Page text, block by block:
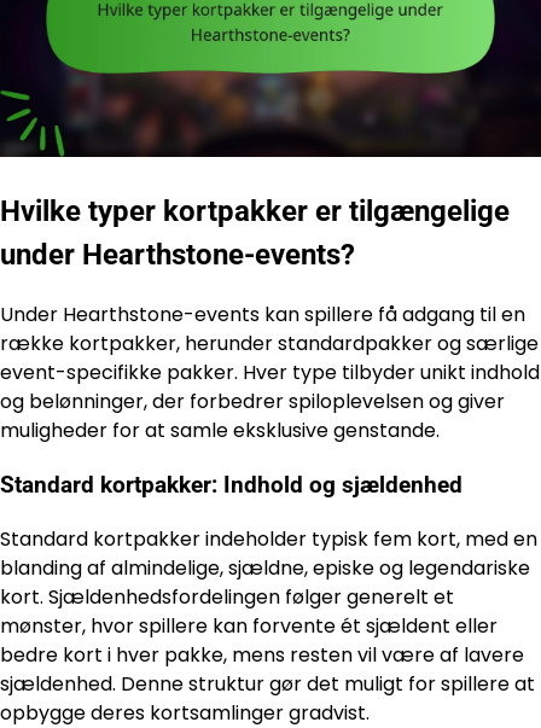
Hvilke typer kortpakker er tilgængelige
under Hearthstone-events?
Under Hearthstone-events kan spillere få adgang til en
række kortpakker, herunder standardpakker og særlige
event-specifikke pakker. Hver type tilbyder unikt indhold
og belønninger, der forbedrer spiloplevelsen og giver
muligheder for at samle eksklusive genstande.
Standard kortpakker: Indhold og sjældenhed
Standard kortpakker indeholder typisk fem kort, med en
blanding af almindelige, sjældne, episke og legendariske
kort. Sjældenhedsfordelingen følger generelt et
mønster, hvor spillere kan forvente ét sjældent eller
bedre kort i hver pakke, mens resten vil være af lavere
sjældenhed. Denne struktur gør det muligt for spillere at
opbygge deres kortsamlinger gradvist.